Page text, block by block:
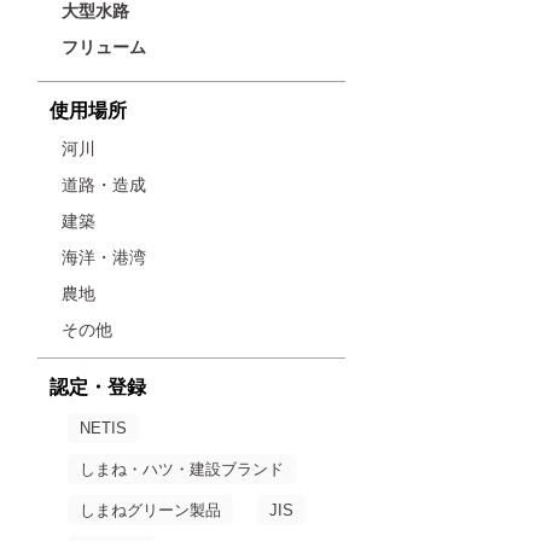
大型水路
フリューム
使用場所
河川
道路・造成
建築
海洋・港湾
農地
その他
認定・登録
NETIS
しまね・ハツ・建設ブランド
しまねグリーン製品 JIS